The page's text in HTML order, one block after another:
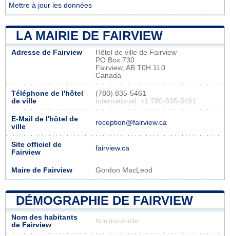
Mettre à jour les données
LA MAIRIE DE FAIRVIEW
Adresse de Fairview
Hôtel de ville de Fairview
PO Box 730
Fairview, AB T0H 1L0
Canada
Téléphone de l'hôtel
de ville
(780) 835-5461
International: +1 780-835-5461
E-Mail de l'hôtel de
ville
reception@fairview.ca
Site officiel de
Fairview
fairview.ca
Maire de Fairview Gordon MacLeod
DÉMOGRAPHIE DE FAIRVIEW
Nom des habitants
de Fairview
Non disponible